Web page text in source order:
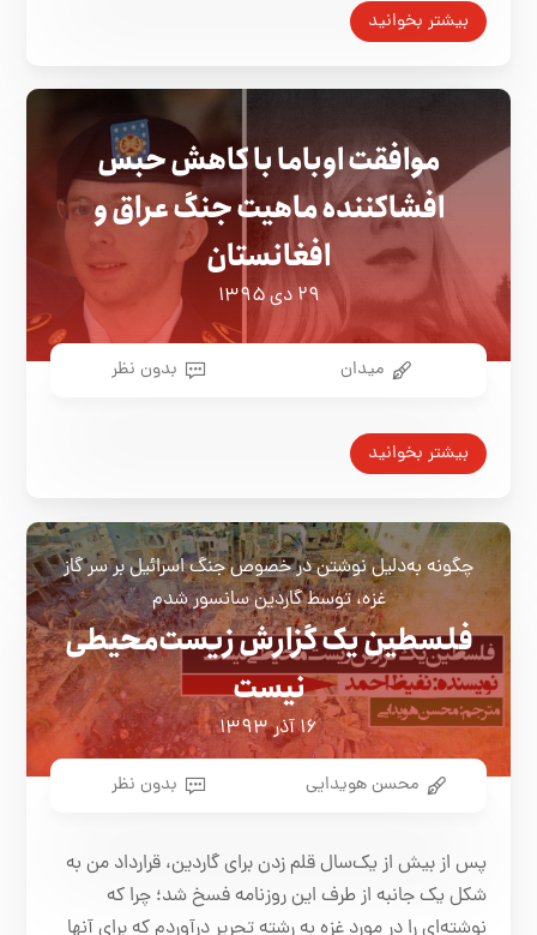
بیشتر بخوانید
موافقت اوباما با کاهش حبس
افشاکننده ماهیت جنگ عراق و
افغانستان
۲۹ دی ۱۳۹۵
میدان بدون نظر
بیشتر بخوانید
چگونه به‌دلیل نوشتن در خصوص جنگ اسرائیل بر سر گاز
غزه، توسط گاردین سانسور شدم
فلسطین یک گزارش زیست‌محیطی
نیست
۱۶ آذر ۱۳۹۳
محسن هویدایی بدون نظر
پس از بیش از یک‌سال قلم زدن برای گاردین، قرارداد من به
شکل یک جانبه از طرف این روزنامه فسخ شد؛ چرا که
نوشته‌ای را در مورد غزه به رشته تحریر درآوردم که برای آنها